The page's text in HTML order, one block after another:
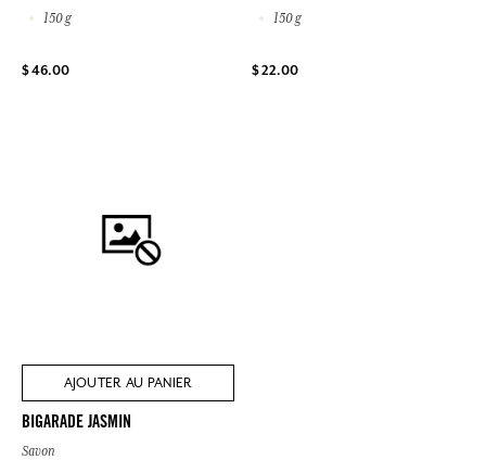
150 g
$ 46.00
150 g
$ 22.00
AJOUTER AU PANIER
BIGARADE JASMIN
Savon